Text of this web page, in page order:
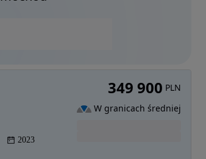
2023
349 900 PLN
W granicach średniej